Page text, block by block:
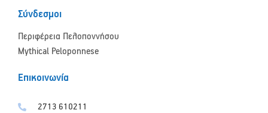
Σύνδεσμοι
Περιφέρεια Πελοποννήσου
Mythical Peloponnese
Επικοινωνία
2713 610211